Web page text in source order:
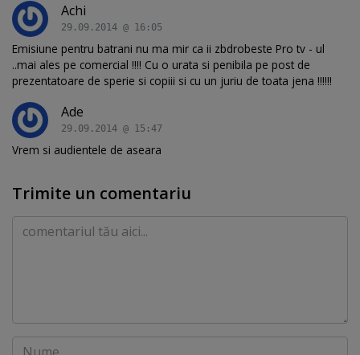
Achi
29.09.2014 @ 16:05
Emisiune pentru batrani nu ma mir ca ii zbdrobeste Pro tv - ul
..mai ales pe comercial !!!! Cu o urata si penibila pe post de
prezentatoare de sperie si copiii si cu un juriu de toata jena !!!!!!
Ade
29.09.2014 @ 15:47
Vrem si audientele de aseara
Trimite un comentariu
Comentariu
Nume